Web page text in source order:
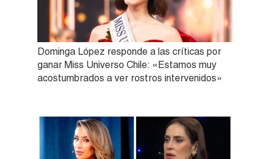
Dominga López responde a las críticas por
ganar Miss Universo Chile: «Estamos muy
acostumbrados a ver rostros intervenidos»